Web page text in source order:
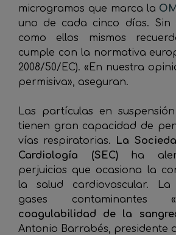
microgramos que marca la
uno de cada cinco días. Sin
como ellos mismos
cumple con la normativa
2008/50/EC). «En nuestra
permisiva», aseguran.
Las partículas en
tienen gran capacidad de
vías respiratorias. La
Cardiología (SEC)ha
perjuicios que ocasiona la
la salud cardiovascular.
gases contaminantes «
coagulabilidad de la sangre
Antonio Barrabés, presidente